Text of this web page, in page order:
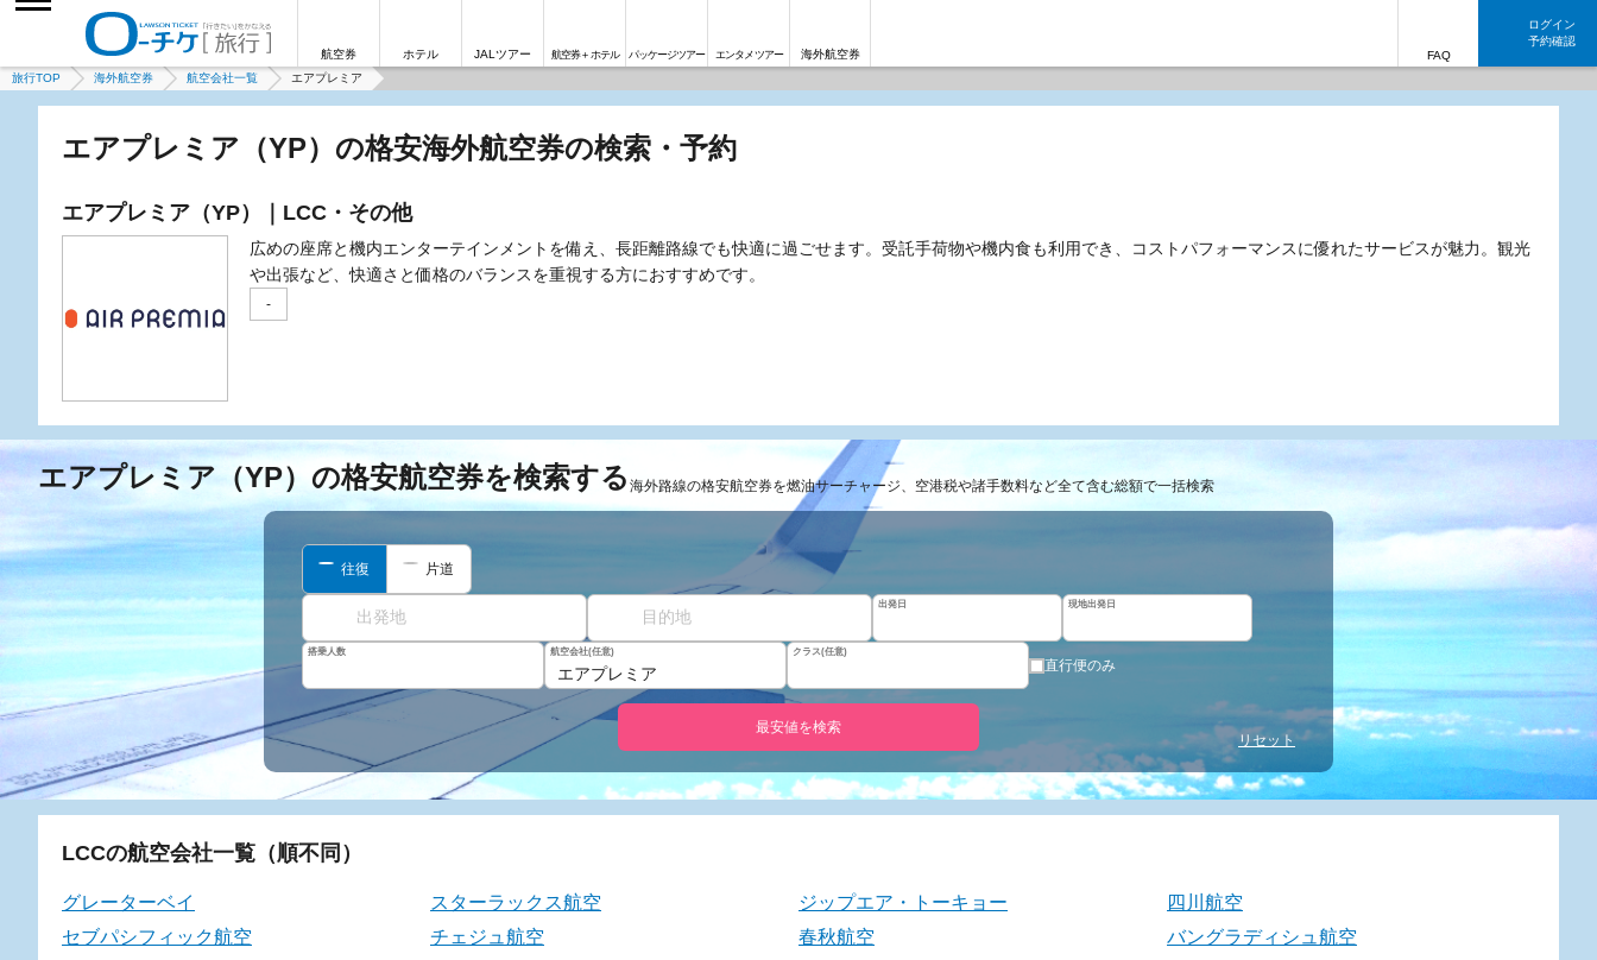
航空券 ホテル JALツアー 航空券＋ホテル パッケージツアー エンタメツアー 海外航空券 FAQ
ログイン
予約確認
旅行TOP 海外航空券 航空会社一覧 エアプレミア
エアプレミア（YP）の格安海外航空券の検索・予約
エアプレミア（YP）｜LCC・その他
広めの座席と機内エンターテインメントを備え、長距離路線でも快適に過ごせます。受託手荷物や機内食も利用でき、コストパフォーマンスに優れたサービスが魅力。観光
や出張など、快適さと価格のバランスを重視する方におすすめです。
-
エアプレミア（YP）の格安航空券を検索する 海外路線の格安航空券を燃油サーチャージ、空港税や諸手数料など全て含む総額で一括検索
往復 片道
出発日 現地出発日
搭乗人数 航空会社(任意)
エアプレミア
クラス(任意)
直行便のみ
最安値を検索
リセット
LCCの航空会社一覧（順不同）
グレーターベイ スターラックス航空 ジップエア・トーキョー
四川航空
セブパシフィック航空
チェジュ航空 春秋航空
バングラディシュ航空